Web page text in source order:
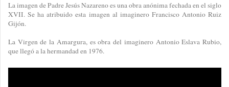
La imagen de Padre Jesús Nazareno es una obra anónima fechada en el siglo
XVII. Se ha atribuido esta imagen al imaginero Francisco Antonio Ruiz
Gijón.
La Virgen de la Amargura, es obra del imaginero Antonio Eslava Rubio,
que llegó a la hermandad en 1976.